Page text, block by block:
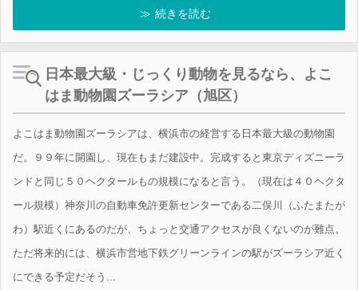
続きを読む
日本最大級・じっくり動物を見るなら、よこ
はま動物園ズーラシア（旭区）
よこはま動物園ズーラシアは、横浜市の経営する日本最大級の動物園
だ。９９年に開園し、現在もまだ建設中。完成すると東京ディズニーラ
ンドと同じ５０ヘクタールもの規模になると言う。（現在は４０ヘクタ
ール規模）神奈川の自動車免許更新センターである二俣川（ふたまたが
わ）駅近くにあるのだが、ちょっと交通アクセスが良くないのが難点。
ただ将来的には、横浜市営地下鉄グリーンラインの駅がズーラシア近く
にできる予定だそう...